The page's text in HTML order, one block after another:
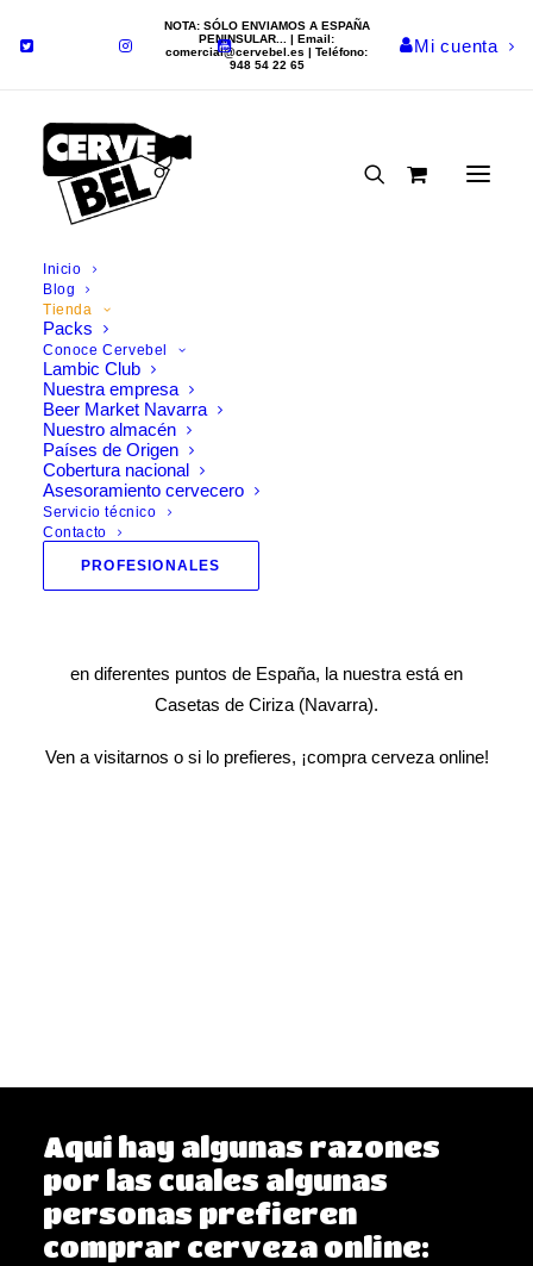
NOTA: SÓLO ENVIAMOS A ESPAÑA
PENINSULAR... | Email:
comercial@cervebel.es | Teléfono:
948 54 22 65
Mi cuenta
Inicio
Blog
Tienda
Packs
Conoce Cervebel
Lambic Club
Nuestra empresa
Beer Market Navarra
Nuestro almacén
Países de Origen
Cobertura nacional
Asesoramiento cervecero
Servicio técnico
Contacto
PROFESIONALES
Comprar cerveza
Encontrarás más de 200
cervezas en nuestra tienda
Compra cerveza online con las mejores
en diferentes puntos de España, la nuestra está en
Casetas de Ciriza (Navarra).
Ven a visitarnos o si lo prefieres, ¡compra cerveza online!
Aquí hay algunas razones
por las cuales algunas
personas prefieren
comprar cerveza online: